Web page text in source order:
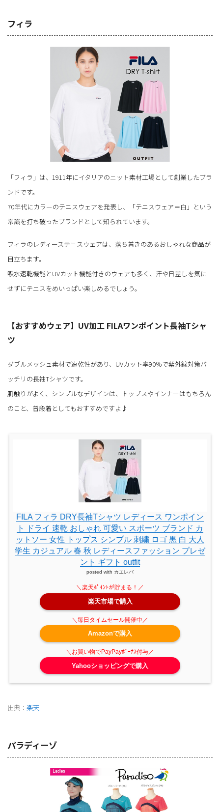
フィラ
「フィラ」は、1911年にイタリアのニット素材工場として創業したブラ
ンドです。
70年代にカラーのテニスウェアを発表し、「テニスウェア＝白」という
常識を打ち破ったブランドとして知られています。
フィラのレディーステニスウェアは、落ち着きのあるおしゃれな商品が
目立ちます。
吸水速乾機能とUVカット機能付きのウェアも多く、汗や日差しを気に
せずにテニスをめいっぱい楽しめるでしょう。
【おすすめウェア】UV加工 FILAワンポイント長袖Tシャ
ツ
ダブルメッシュ素材で速乾性があり、UVカット率90％で紫外線対策バ
ッチリの長袖Tシャツです。
肌触りがよく、シンプルなデザインは、トップスやインナーはもちろん
のこと、普段着としてもおすすめですよ♪
FILA フィラ DRY長袖Tシャツ レディース ワンポイン
ト ドライ 速乾 おしゃれ 可愛い スポーツ ブランド カ
ットソー 女性 トップス シンプル 刺繍 ロゴ 黒 白 大人
学生 カジュアル 春 秋 レディースファッション プレゼ
ント ギフト outfit
posted with カエレバ
楽天市場で購入
Amazonで購入
Yahooショッピングで購入
出典： 楽天
パラディーゾ